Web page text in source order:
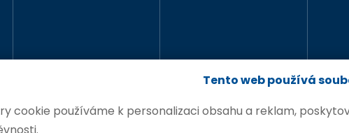
Tento web používá
cookie používáme k personalizaci obsahu a reklam,